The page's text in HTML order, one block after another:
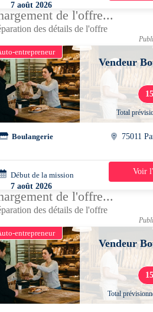
7 août 2026
13h00 - 20h30de l'offre...
des détails de l'offre
entrepreneur
Vendeur
Total
Boulangerie 75011
Début de la mission
7 août 2026
14h00 - 21h00
1 jour
Voir
de l'offre...
des détails de l'offre
entrepreneur
Vendeur
Total